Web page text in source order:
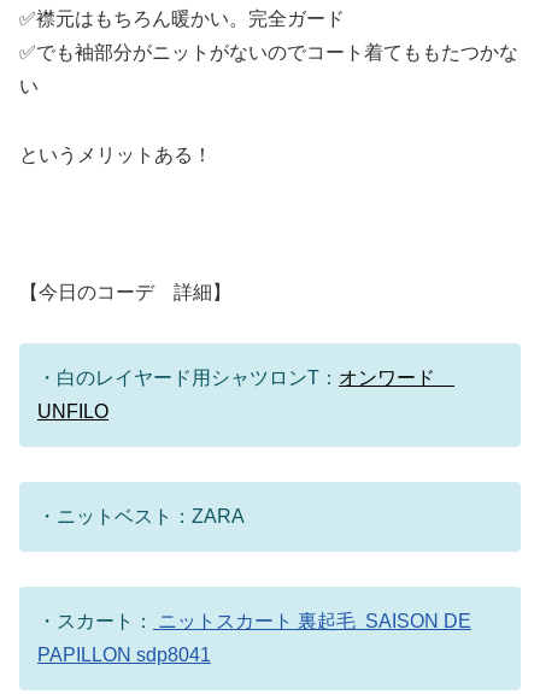
✅襟元はもちろん暖かい。完全ガード
✅でも袖部分がニットがないのでコート着てももたつかな
い
というメリットある！
【今日のコーデ 詳細】
・白のレイヤード用シャツロンT： オンワード
UNFILO
・ニットベスト：ZARA
・スカート：
ニットスカート 裏起毛 SAISON DE
PAPILLON sdp8041